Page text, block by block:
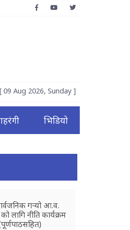
[ 09 Aug 2026, Sunday ]
भिडियो
गर्‍यो आ.व.
लागि नीति कार्यक्रम